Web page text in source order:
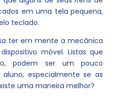
em uma tela pequena,
teclado.
ter em mente a mecânica
móvel. Listas que
podem ser um pouco
especialmente se as
uma maneira melhor?